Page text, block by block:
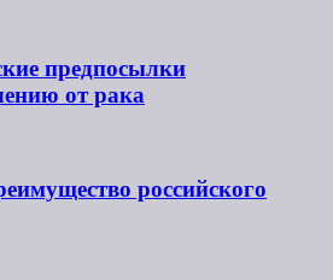
предпосылки
от рака
российского